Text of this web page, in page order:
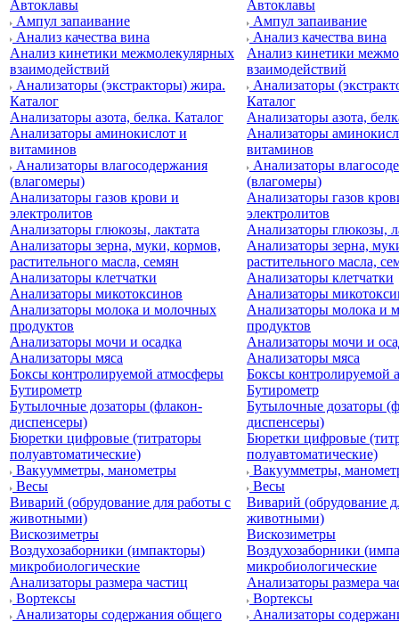
Автоклавы
Ампул запаивание
Анализ качества вина
Анализ кинетики межмолекулярных
взаимодействий
Анализаторы (экстракторы) жира.
Каталог
Анализаторы азота, белка. Каталог
Анализаторы аминокислот и
витаминов
Анализаторы влагосодержания
(влагомеры)
Анализаторы газов крови и
электролитов
Анализаторы глюкозы, лактата
Анализаторы зерна, муки, кормов,
растительного масла, семян
Анализаторы клетчатки
Анализаторы микотоксинов
Анализаторы молока и молочных
продуктов
Анализаторы мочи и осадка
Анализаторы мяса
Боксы контролируемой атмосферы
Бутирометр
Бутылочные дозаторы (флакон-
диспенсеры)
Бюретки цифровые (титраторы
полуавтоматические)
Вакуумметры, манометры
Весы
Виварий (обрудование для работы с
животными)
Вискозиметры
Воздухозаборники (импакторы)
микробиологические
Анализаторы размера частиц
Вортексы
Анализаторы содержания общего
Автоклавы
Ампул запаивание
Анализ качества вина
Анализ кинетики
взаимодействий
Анализаторы
Каталог
Анализаторы азота,
Анализаторы
витаминов
Анализаторы
(влагомеры)
Анализаторы газов
электролитов
Анализаторы глюкозы,
Анализаторы зерна,
растительного масла,
Анализаторы клетчатки
Анализаторы
Анализаторы молока и
продуктов
Анализаторы мочи и
Анализаторы мяса
Боксы контролируемой
Бутирометр
Бутылочные дозаторы
диспенсеры)
Бюретки цифровые
полуавтоматические)
Вакуумметры,
Весы
Виварий (обрудование
животными)
Вискозиметры
Воздухозаборники
микробиологические
Анализаторы размера
Вортексы
Анализаторы